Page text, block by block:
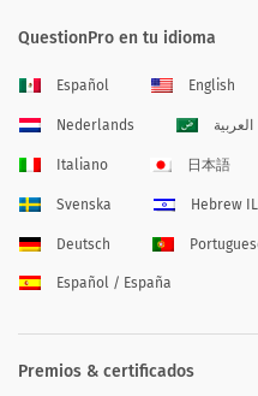
QuestionPro en tu idioma
Español English
Nederlands العربية
Italiano 日本語
Svenska Hebrew IL
Deutsch
Español / España
Premios & certificados